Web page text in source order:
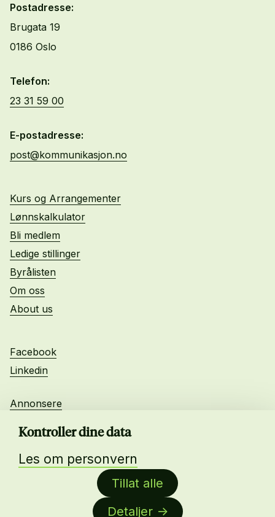
Kontroller dine data
Tillat alle
Detaljer
Les om personvern
Postadresse:
Brugata 19
0186 Oslo
Telefon:
23 31 59 00
E-postadresse:
post@kommunikasjon.no
Kurs og Arrangementer
Lønnskalkulator
Bli medlem
Ledige stillinger
Byrålisten
Om oss
About us
Facebook
Linkedin
Annonsere
Daglig leder:
Anne-Lise Mørch von der Fehr